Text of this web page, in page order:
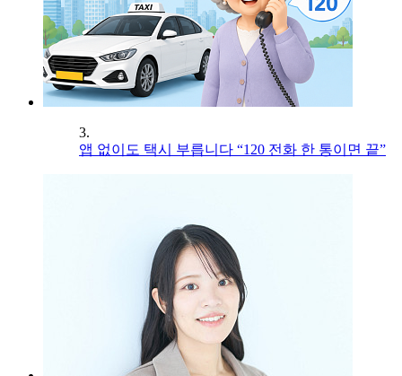
3.
앱 없이도 택시 부릅니다 “120 전화 한 통이면 끝”